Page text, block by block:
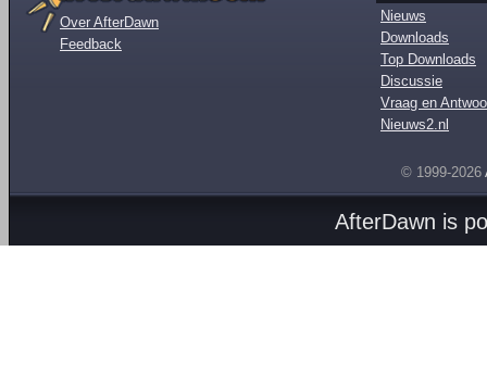
Over AfterDawn
Feedback
Nieuws
Downloads
Top Downloads
Discussie
Vraag en
Nieuws2.nl
© 1999-2026
AfterDawn is